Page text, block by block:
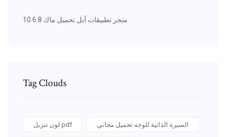
متجر تطبيقات آبل تحميل ماك 10.6.8
Tag Clouds
لون تنزيل pdf السيرة الذاتية للوجه تحميل مجاني